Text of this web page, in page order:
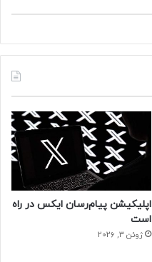
اپلیکیشن پیام‌رسان ایکس در راه
است
ژوئن 3, 2026